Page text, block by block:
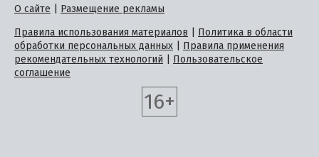
О сайте
Размещение рекламы
Правила использования материалов
Политика в области
обработки персональных данных
Правила применения
рекомендательных технологий
Пользовательское
соглашение
16+